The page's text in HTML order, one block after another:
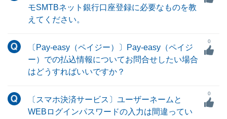
モSMTBネット銀行口座登録に必要なものを教
えてください。
〔Pay-easy（ペイジー）〕Pay-easy（ペイジ
ー）での払込情報についてお問合せしたい場合
はどうすればいいですか？
0
〔スマホ決済サービス〕ユーザーネームと
WEBログインパスワードの入力は間違ってい
0